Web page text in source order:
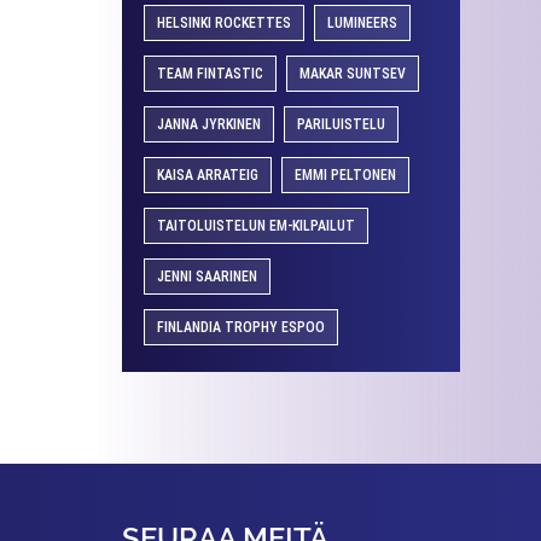
HELSINKI ROCKETTES LUMINEERS
TEAM FINTASTIC MAKAR SUNTSEV
JANNA JYRKINEN PARILUISTELU
KAISA ARRATEIG EMMI PELTONEN
TAITOLUISTELUN EM-KILPAILUT
JENNI SAARINEN
FINLANDIA TROPHY ESPOO